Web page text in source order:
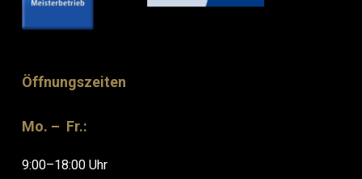
Öffnungszeiten
Mo. – Fr.:
9:00–18:00 Uhr